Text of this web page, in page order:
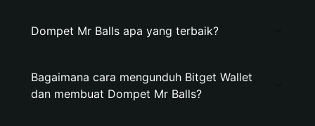
Dompet Mr Balls apa yang terbaik?
Bagaimana cara mengunduh Bitget Wallet
dan membuat Dompet Mr Balls?